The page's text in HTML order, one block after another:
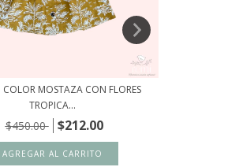
COLOR MOSTAZA CON FLORES
TROPICA...
$450.00 $212.00